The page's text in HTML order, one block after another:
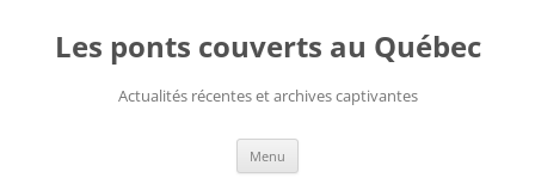
contenu
Les ponts couverts au Québec
Actualités récentes et archives captivantes
Menu